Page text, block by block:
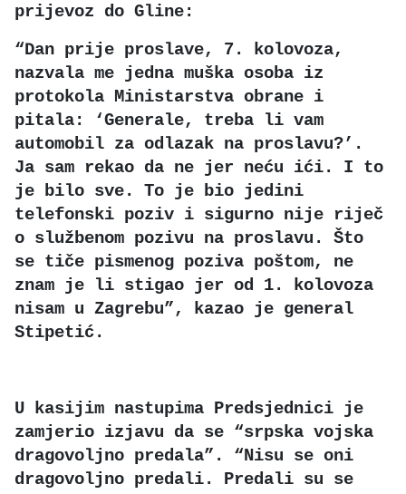
prijevoz do Gline:
“Dan prije proslave, 7. kolovoza,
nazvala me jedna muška osoba iz
protokola Ministarstva obrane i
pitala: ‘Generale, treba li vam
automobil za odlazak na proslavu?’.
Ja sam rekao da ne jer neću ići. I to
je bilo sve. To je bio jedini
telefonski poziv i sigurno nije riječ
o službenom pozivu na proslavu. Što
se tiče pismenog poziva poštom, ne
znam je li stigao jer od 1. kolovoza
nisam u Zagrebu”, kazao je general
Stipetić.
U kasijim nastupima Predsjednici je
zamjerio izjavu da se “srpska vojska
dragovoljno predala”. “Nisu se oni
dragovoljno predali. Predali su se